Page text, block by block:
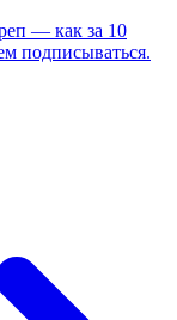
— как за 10
подписываться.